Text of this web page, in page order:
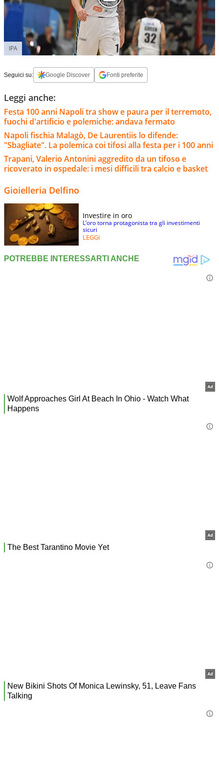
IPA
Seguici su: Google Discover Fonti preferite
Leggi anche:
Festa 100 anni Napoli tra show e paura per il terremoto,
fuochi d'artificio e polemiche: andava fermato
Napoli fischia Malagò, De Laurentiis lo difende:
"Sbagliate". La polemica coi tifosi alla festa per i 100 anni
Trapani, Valerio Antonini aggredito da un tifoso e
ricoverato in ospedale: i mesi difficili tra calcio e basket
Gioielleria Delfino
Investire in oro
L’oro torna protagonista tra gli investimenti
sicuri
LEGGI